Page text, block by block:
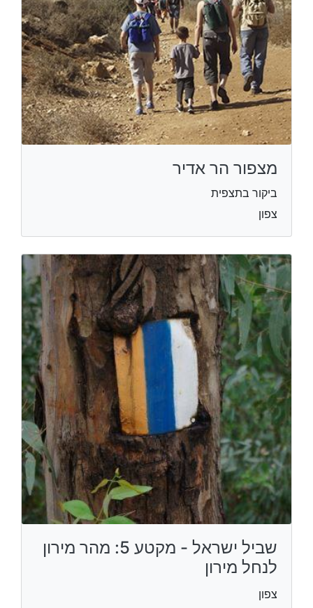
מצפור הר אדיר
ביקור בתצפית
צפון
שביל ישראל - מקטע 5: מהר מירון
לנחל מירון
צפון